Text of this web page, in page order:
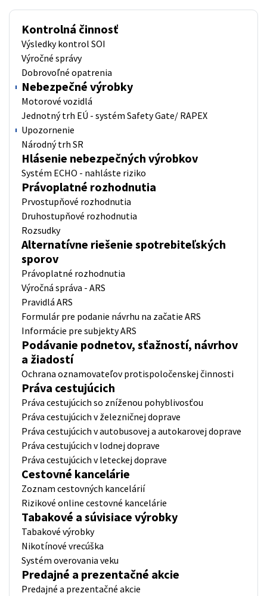
Kontrolná činnosť
Výsledky kontrol SOI
Výročné správy
Dobrovoľné opatrenia
Nebezpečné výrobky
Motorové vozidlá
Jednotný trh EÚ - systém Safety Gate/ RAPEX
Upozornenie
Národný trh SR
Hlásenie nebezpečných výrobkov
Systém ECHO - nahláste riziko
Právoplatné rozhodnutia
Prvostupňové rozhodnutia
Druhostupňové rozhodnutia
Rozsudky
Alternatívne riešenie spotrebiteľských
sporov
Právoplatné rozhodnutia
Výročná správa - ARS
Pravidlá ARS
Formulár pre podanie návrhu na začatie ARS
Informácie pre subjekty ARS
Podávanie podnetov, sťažností, návrhov
a žiadostí
Ochrana oznamovateľov protispoločenskej činnosti
Práva cestujúcich
Práva cestujúcich so zníženou pohyblivosťou
Práva cestujúcich v železničnej doprave
Práva cestujúcich v autobusovej a autokarovej doprave
Práva cestujúcich v lodnej doprave
Práva cestujúcich v leteckej doprave
Cestovné kancelárie
Zoznam cestovných kancelárií
Rizikové online cestovné kancelárie
Tabakové a súvisiace výrobky
Tabakové výrobky
Nikotínové vrecúška
Systém overovania veku
Predajné a prezentačné akcie
Predajné a prezentačné akcie